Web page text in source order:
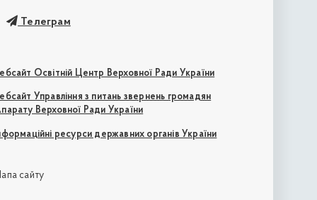
Телеграм
Освітній Центр Верховної Ради України
Управління з питань звернень громадян
Верховної Ради України
ресурси державних органів України
сайту